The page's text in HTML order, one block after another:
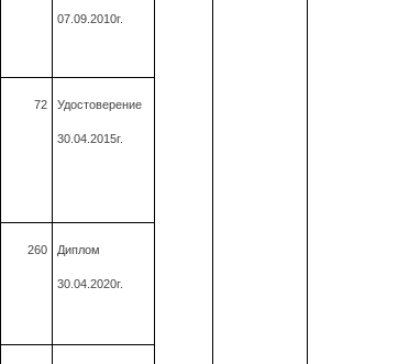
07.09.2010г.
72 Удостоверение
30.04.2015г.
260 Диплом
30.04.2020г.